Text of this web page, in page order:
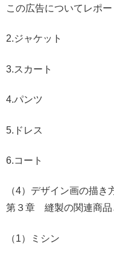
この広告についてレポー
2.ジャケット
3.スカート
4.パンツ
5.ドレス
6.コート
（4）デザイン画の描き
第３章 縫製の関連商品
（1）ミシン